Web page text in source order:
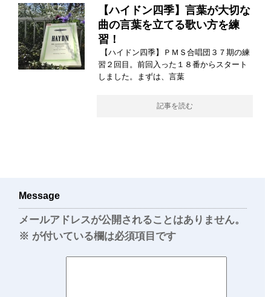
【ハイドン四季】言葉が大切な
曲の言葉を立てる歌い方を練
習！
【ハイドン四季】ＰＭＳ合唱団３７期の練
習２回目。前回入った１８番からスタート
しました。まずは、言葉
記事を読む
Message
メールアドレスが公開されることはありません。
※ が付いている欄は必須項目です